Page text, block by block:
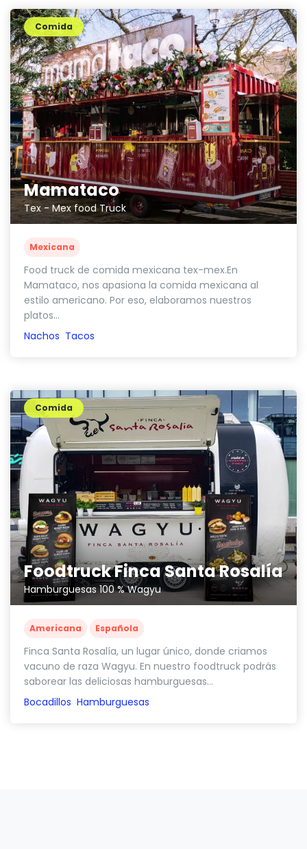
Mamataco
Tex - Mex food Truck
Comida
Mexicana
Food truck de comida mexicana tex-mex.En
Mamataco, nos apasiona la comida mexicana al
estilo americano. Por eso, elaboramos nuestros
platos...
Nachos Tacos
Foodtruck Finca Santa Rosalía
Hamburguesas 100 % Wagyu
Comida
Americana Española
Finca Santa Rosalía, un lugar único, donde criamos
vacuno de raza Wagyu. En nuestro foodtruck podrás
saborear las deliciosas hamburguesas...
Bocadillos Hamburguesas